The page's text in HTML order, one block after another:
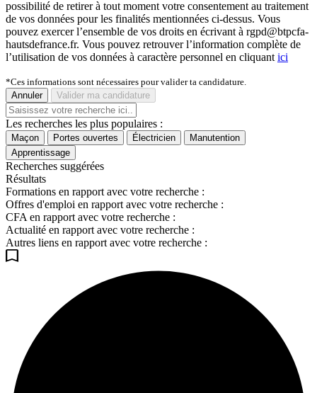
possibilité de retirer à tout moment votre consentement au traitement
de vos données pour les finalités mentionnées ci-dessus. Vous
pouvez exercer l’ensemble de vos droits en écrivant à rgpd@btpcfa-
hautsdefrance.fr. Vous pouvez retrouver l’information complète de
l’utilisation de vos données à caractère personnel en cliquant ici
*Ces informations sont nécessaires pour valider ta candidature.
Annuler
Valider ma candidature
Les recherches les plus populaires :
Maçon Portes ouvertes Électricien
Manutention
Apprentissage
Recherches suggérées
Résultats
Formations en rapport avec votre recherche :
Offres d'emploi en rapport avec votre recherche :
CFA en rapport avec votre recherche :
Actualité en rapport avec votre recherche :
Autres liens en rapport avec votre recherche :